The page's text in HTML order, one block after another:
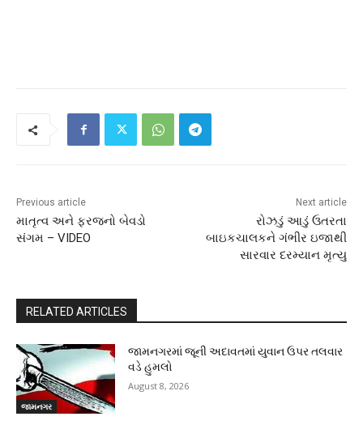
Previous article
માતૃત્વ અને ફરજનો બેવડો
સંગમ – VIDEO
Next article
રોઝડું આડું ઉતરતા
બાઇકચાલકને ગંભીર ઇજાથી
સારવાર દરમ્યાન મૃત્યુ
RELATED ARTICLES
જામનગર
જામનગરમાં જૂની અદાવતમાં યુવાન ઉપર તલવાર
વડે હુમલો
August 8, 2026